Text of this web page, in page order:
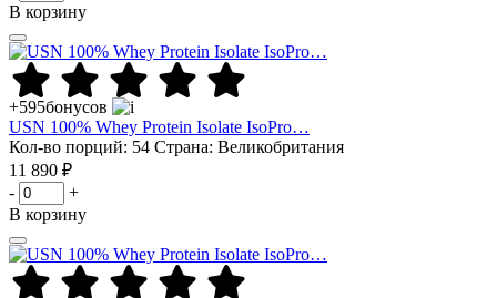
В корзину
+595бонусов
USN 100% Whey Protein Isolate IsoPro…
Кол-во порций: 54 Страна: Великобритания
11 890 ₽
-
+
В корзину